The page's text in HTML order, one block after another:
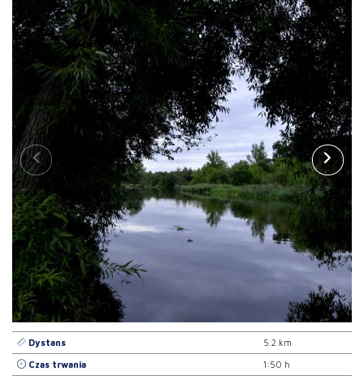
Dystans 5.2 km
Czas trwania 1:50 h